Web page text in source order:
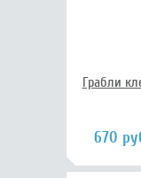
Грабли
670